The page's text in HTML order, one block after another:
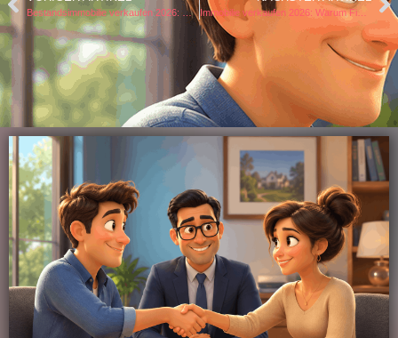
Bestandsimmobilie verkaufen 2026: Warum gebrauchte Häuser wieder stärker gefragt sind Immobilie verkaufen 2026: Warum Finanzierbarkeit jetzt zum Preisfaktor wird